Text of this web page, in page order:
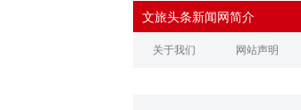
浙江省文化和旅游厅
江西省文化和旅游厅 河南
文旅头条新闻网简介
关于我们 网站声明